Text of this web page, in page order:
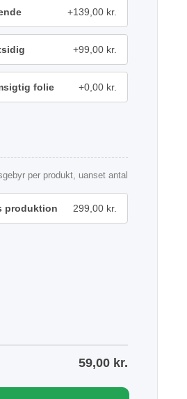
+139,00 kr.
+99,00 kr.
folie +0,00 kr.
per produkt, uanset antal
produktion 299,00 kr.
59,00 kr.